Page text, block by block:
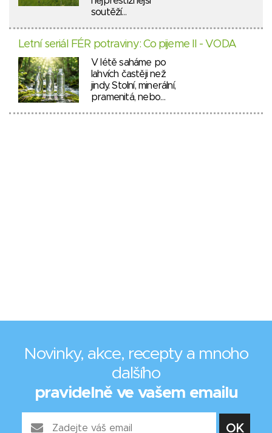
soutěží…
Letní seriál FÉR potraviny: Co pijeme II - VODA
V létě saháme po
lahvích častěji než
jindy. Stolní, minerální,
pramenitá, nebo…
Novinky, akce, recepty a mnoho
dalšího
pravidelně ve vašem emailu